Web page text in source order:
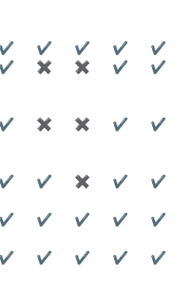
✔ ✔ ✔ ✔
✔
✔ ✖ ✖ ✔ ✔
✔ ✖ ✖ ✔ ✔
✔ ✔ ✖ ✔ ✔
✔ ✔ ✔ ✔ ✔
✔ ✔ ✔ ✔ ✔